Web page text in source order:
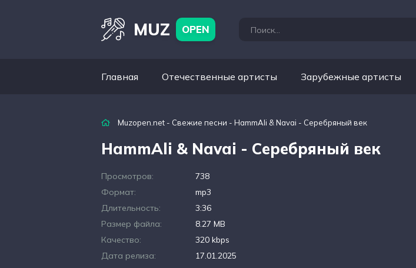
MUZ OPEN
Главная Отечественные артисты Зарубежные артисты
Muzopen.net - Свежие песни - HammAli & Navai - Серебряный век
HammAli & Navai - Серебряный век
Просмотров:
738
Формат:
mp3
Длительность:
3:36
Размер файла:
8.27 MB
Качество:
320 kbps
Дата релиза:
17.01.2025